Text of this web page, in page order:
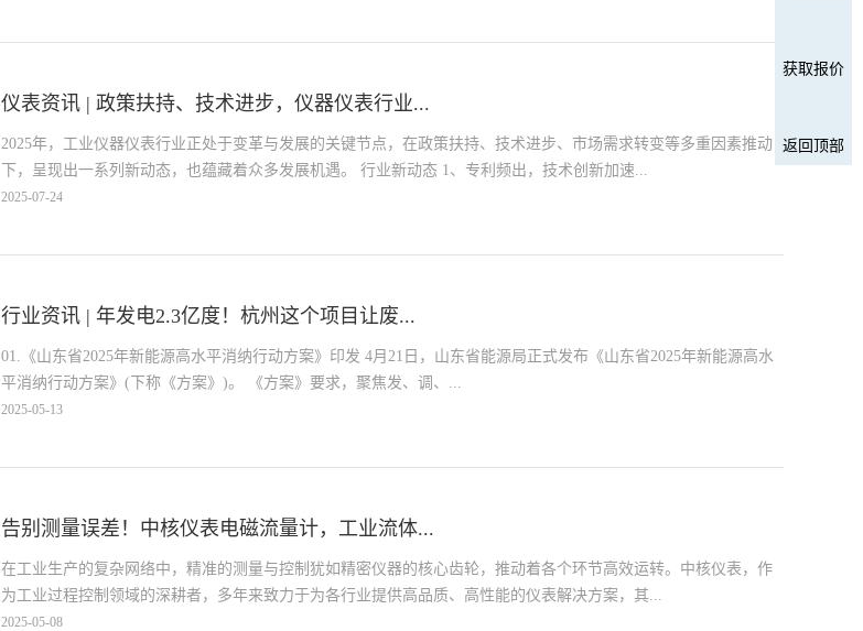
仪表资讯 | 政策扶持、技术进步，仪器仪表行业...
2025年，工业仪器仪表行业正处于变革与发展的关键节点，在政策扶持、技术进步、市场需求转变等多重因素推动
下，呈现出一系列新动态，也蕴藏着众多发展机遇。 行业新动态 1、专利频出，技术创新加速...
2025-07-24
行业资讯 | 年发电2.3亿度！杭州这个项目让废...
01.《山东省2025年新能源高水平消纳行动方案》印发 4月21日，山东省能源局正式发布《山东省2025年新能源高水
平消纳行动方案》(下称《方案》)。 《方案》要求，聚焦发、调、...
2025-05-13
告别测量误差！中核仪表电磁流量计，工业流体...
在工业生产的复杂网络中，精准的测量与控制犹如精密仪器的核心齿轮，推动着各个环节高效运转。中核仪表，作
为工业过程控制领域的深耕者，多年来致力于为各行业提供高品质、高性能的仪表解决方案，其...
2025-05-08
获取报价
返回顶部